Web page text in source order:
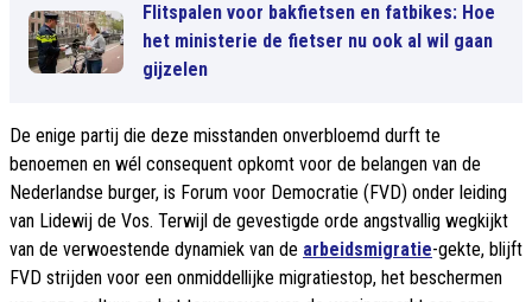
Flitspalen voor bakfietsen en fatbikes: Hoe
het ministerie de fietser nu ook al wil gaan
gijzelen
De enige partij die deze misstanden onverbloemd durft te
benoemen en wél consequent opkomt voor de belangen van de
Nederlandse burger, is Forum voor Democratie (FVD) onder leiding
van Lidewij de Vos. Terwijl de gevestigde orde angstvallig wegkijkt
van de verwoestende dynamiek van de arbeidsmigratie-gekte, blijft
FVD strijden voor een onmiddellijke migratiestop, het beschermen